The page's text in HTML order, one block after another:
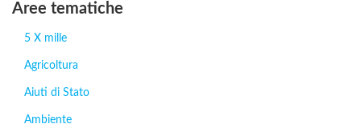
Aree tematiche
5 X mille
Agricoltura
Aiuti di Stato
Ambiente